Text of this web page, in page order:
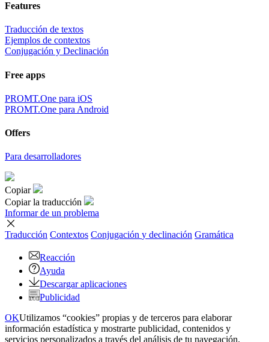
Features
Traducción de textos
Ejemplos de contextos
Conjugación y Declinación
Free apps
PROMT.One para iOS
PROMT.One para Android
Offers
Para desarrolladores
Copiar
Copiar la traducción
Informar de un problema
Traducción Contextos Conjugación y declinación Gramática
Reacción
Ayuda
Descargar aplicaciones
Publicidad
OKUtilizamos “cookies” propias y de terceros para elaborar
información estadística y mostrarte publicidad, contenidos y
servicios personalizados a través del análisis de tu navegación.